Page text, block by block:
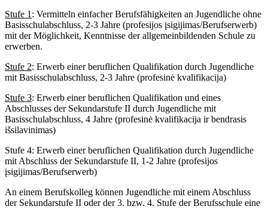
Stufe 1 : Vermitteln einfacher Berufsfähigkeiten an Jugendliche ohne
Basisschulabschluss, 2-3 Jahre (profesijos įsigijimas/Berufserwerb)
mit der Möglichkeit, Kenntnisse der allgemeinbildenden Schule zu
erwerben.
Stufe 2: Erwerb einer beruflichen Qualifikation durch Jugendliche
mit Basisschulabschluss, 2-3 Jahre (profesinė kvalifikacija)
Stufe 3: Erwerb einer beruflichen Qualifikation und eines
Abschlusses der Sekundarstufe II durch Jugendliche mit
Basisschulabschluss, 4 Jahre (profesinė kvalifikacija ir bendrasis
išsilavinimas)
Stufe 4: Erwerb einer beruflichen Qualifikation durch Jugendliche
mit Abschluss der Sekundarstufe II, 1-2 Jahre (profesijos
įsigijimas/Berufserwerb)
An einem Berufskolleg können Jugendliche mit einem Abschluss
der Sekundarstufe II oder der 3. bzw. 4. Stufe der Berufsschule eine